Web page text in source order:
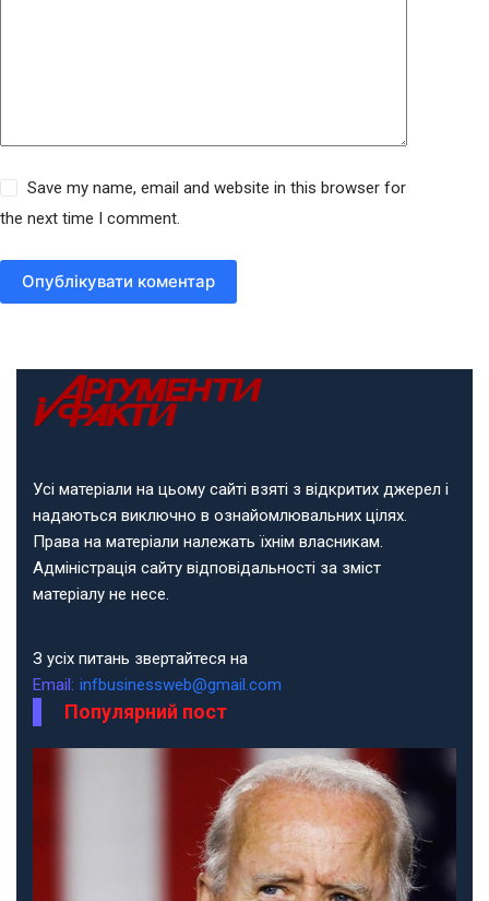
Save my name, email and website in this browser for
the next time I comment.
Опублікувати коментар
Усі матеріали на цьому сайті взяті з відкритих джерел і
надаються виключно в ознайомлювальних цілях.
Права на матеріали належать їхнім власникам.
Адміністрація сайту відповідальності за зміст
матеріалу не несе.
З усіх питань звертайтеся на
Email: infbusinessweb@gmail.com
Популярний пост